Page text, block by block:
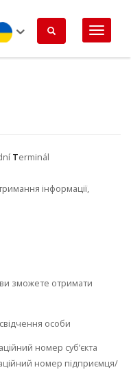
Terminál
інформації,
зможете отримати
особи
номер суб’єкта
номер підприємця/